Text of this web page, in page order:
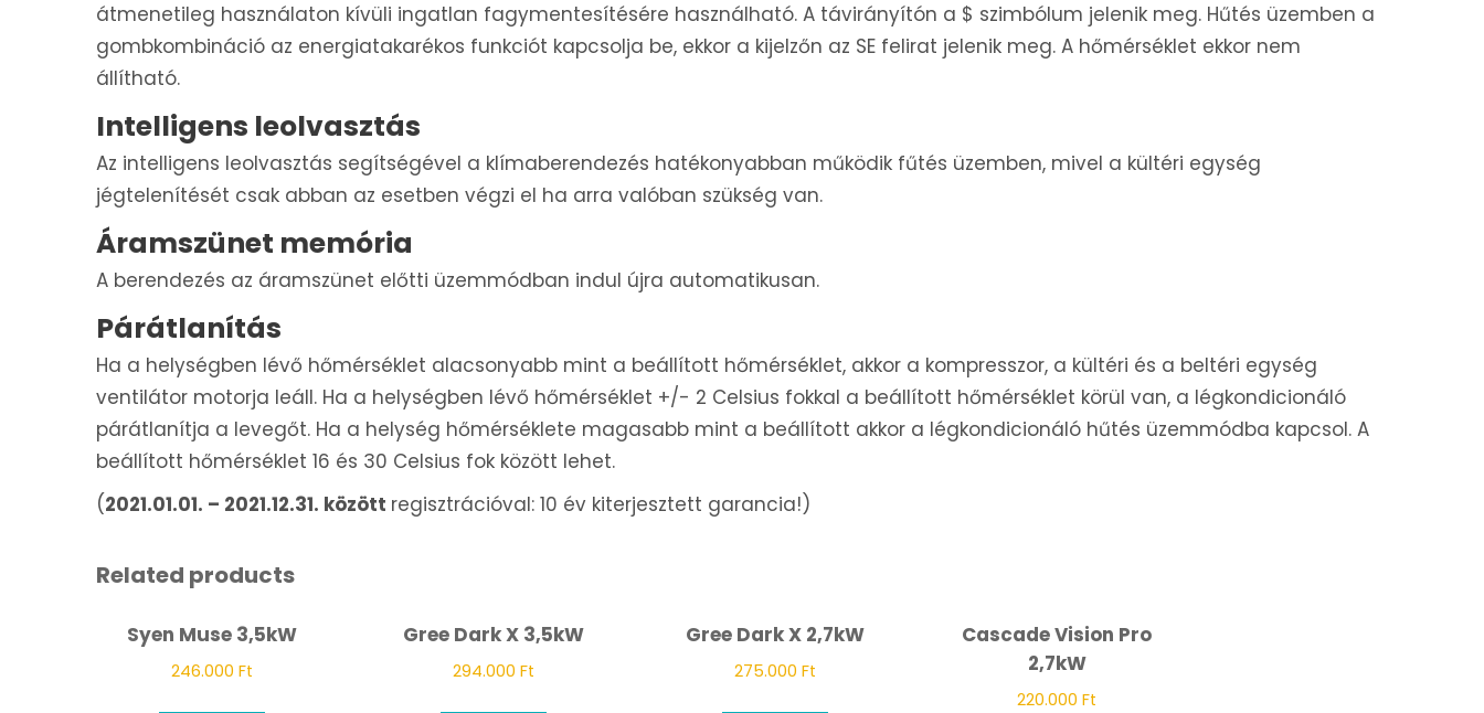
átmenetileg használaton kívüli ingatlan fagymentesítésére használható. A távirányítón a $ szimbólum jelenik meg. Hűtés üzemben a
gombkombináció az energiatakarékos funkciót kapcsolja be, ekkor a kijelzőn az SE felirat jelenik meg. A hőmérséklet ekkor nem
állítható.
Intelligens leolvasztás
Az intelligens leolvasztás segítségével a klímaberendezés hatékonyabban működik fűtés üzemben, mivel a kültéri egység
jégtelenítését csak abban az esetben végzi el ha arra valóban szükség van.
Áramszünet memória
A berendezés az áramszünet előtti üzemmódban indul újra automatikusan.
Párátlanítás
Ha a helységben lévő hőmérséklet alacsonyabb mint a beállított hőmérséklet, akkor a kompresszor, a kültéri és a beltéri egység
ventilátor motorja leáll. Ha a helységben lévő hőmérséklet +/- 2 Celsius fokkal a beállított hőmérséklet körül van, a légkondicionáló
párátlanítja a levegőt. Ha a helység hőmérséklete magasabb mint a beállított akkor a légkondicionáló hűtés üzemmódba kapcsol. A
beállított hőmérséklet 16 és 30 Celsius fok között lehet.
(2021.01.01. – 2021.12.31. között regisztrációval: 10 év kiterjesztett garancia!)
Related products
Syen Muse 3,5kW
246.000Ft
Gree Dark X 3,5kW
294.000Ft
Gree Dark X 2,7kW
275.000Ft
Cascade Vision Pro
2,7kW
220.000Ft